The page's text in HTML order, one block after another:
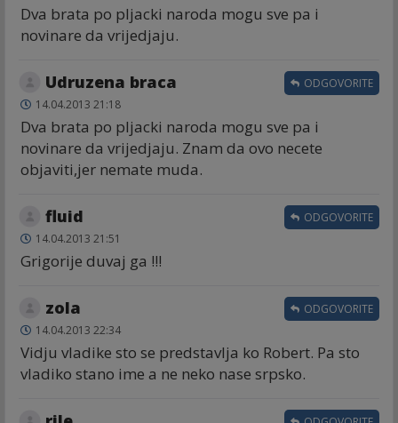
Dva brata po pljacki naroda mogu sve pa i
novinare da vrijedjaju.
Udruzena braca
14.04.2013 21:18
Dva brata po pljacki naroda mogu sve pa i
novinare da vrijedjaju. Znam da ovo necete
objaviti,jer nemate muda.
ODGOVORITE
fluid
14.04.2013 21:51
Grigorije duvaj ga !!!
ODGOVORITE
zola
14.04.2013 22:34
Vidju vladike sto se predstavlja ko Robert. Pa sto
vladiko stano ime a ne neko nase srpsko.
ODGOVORITE